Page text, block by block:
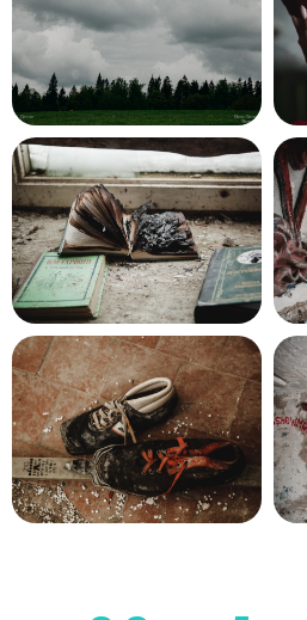
Наши походы подходят
уровня.
Дополнительной